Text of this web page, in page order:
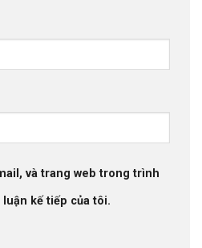
và trang web trong trình
kế tiếp của tôi.